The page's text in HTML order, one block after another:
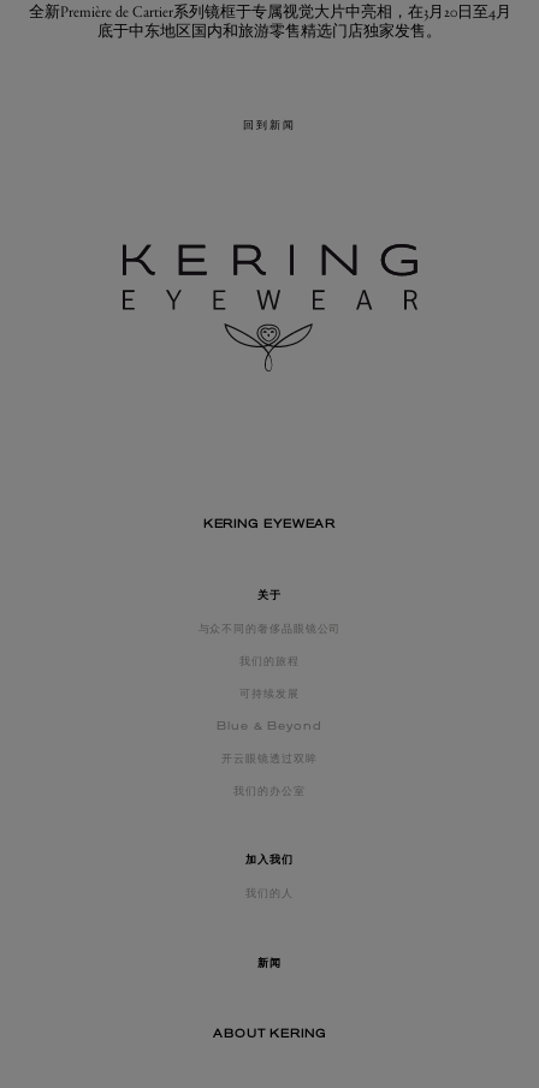
全新Première de Cartier系列镜框于专属视觉大片中亮相，在3月20日至4月
底于中东地区国内和旅游零售精选门店独家发售。
回到新闻
KERING EYEWEAR
关于
与众不同的奢侈品眼镜公司
我们的旅程
可持续发展
Blue & Beyond
开云眼镜透过双眸
我们的办公室
加入我们
我们的人
新闻
ABOUT KERING